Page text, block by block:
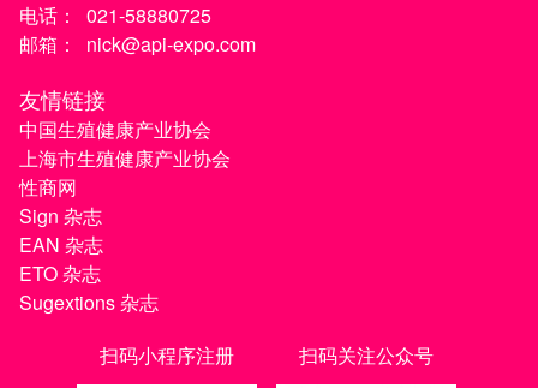
电话：
021-58880725
邮箱：
nick@api-expo.com
友情链接
中国生殖健康产业协会
上海市生殖健康产业协会
性商网
Sign 杂志
EAN 杂志
ETO 杂志
Sugextions 杂志
扫码小程序注册
扫码关注公众号